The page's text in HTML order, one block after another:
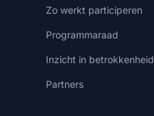
Zo werkt participeren
Programmaraad
Inzicht in betrokkenheid
Partners